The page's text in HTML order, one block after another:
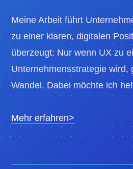
Meine Arbeit führt
zu einer klaren, digitalen
überzeugt: Nur wenn UX zu
Unternehmensstrategie wird,
Wandel. Dabei möchte ich
Mehr erfahren>